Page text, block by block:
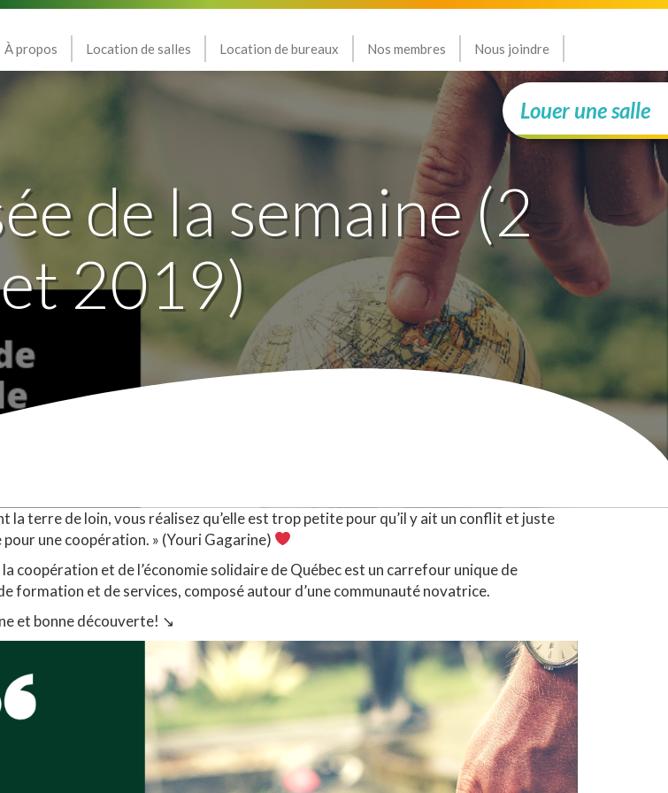
À propos Location de salles Location de bureaux Nos membres Nous joindre
Louer une salle
de la semaine (2
2019)
la terre de loin, vous réalisez qu’elle est trop petite pour qu’il y ait un conflit et juste
pour une coopération. » (Youri Gagarine)
la coopération et de l’économie solidaire de Québec est un carrefour unique de
formation et de services, composé autour d’une communauté novatrice.
et bonne découverte! ↘